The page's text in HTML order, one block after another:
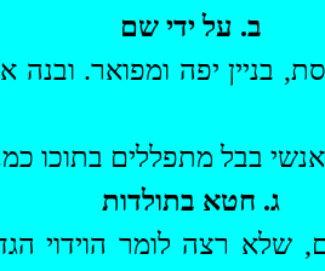
ב. על ידי שם
בניין יפה ומפואר. ובנה
בבל מתפללים בתוכו
ג. חטא בתולדות
רצה לומר הוידוי